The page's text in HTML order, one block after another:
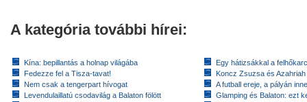
A kategória további hírei:
Kína: bepillantás a holnap világába
Fedezze fel a Tisza-tavat!
Nem csak a tengerpart hívogat
Levendulaillatú csodavilág a Balaton fölött
Egy hátizsákkal a
Koncz Zsuzsa és
A futball ereje, a pályán
Glamping és Balaton: ezt